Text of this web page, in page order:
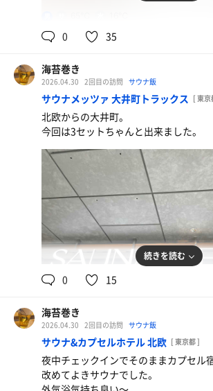
次世代ハラミ
おおきい
0 35
海苔巻き
2026.04.30 2回目の訪問 サウナ飯
サウナメッツァ 大井町トラックス [ 東京
北欧からの大井町。
今回は3セットちゃんと出来ました。
続きを読む
0 15
海苔巻き
2026.04.30 2回目の訪問 サウナ飯
サウナ&カプセルホテル 北欧 [ 東京都 ]
夜中チェックインでそのままカプセル宿
改めてよきサウナでした。